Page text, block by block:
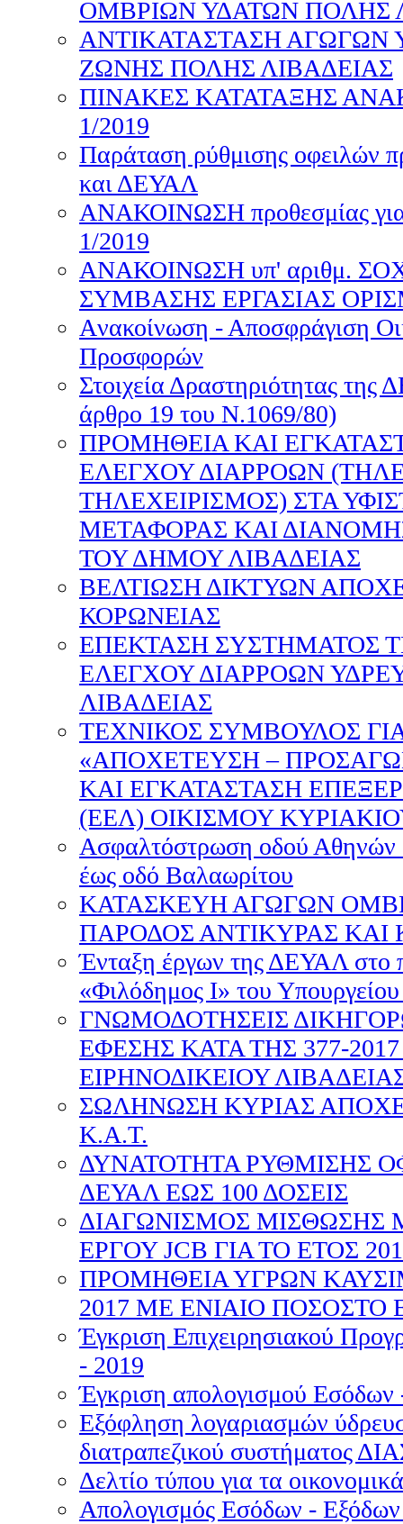
ΟΜΒΡΙΩΝ ΥΔΑΤΩΝ ΠΟΛΗΣ
ΑΝΤΙΚΑΤΑΣΤΑΣΗ ΑΓΩΓΩΝ
ΖΩΝΗΣ ΠΟΛΗΣ ΛΙΒΑΔΕΙΑΣ
ΠΙΝΑΚΕΣ ΚΑΤΑΤΑΞΗΣ
1/2019
Παράταση ρύθμισης οφειλών
και ΔΕΥΑΛ
ΑΝΑΚΟΙΝΩΣΗ προθεσμίας
1/2019
ΑΝΑΚΟΙΝΩΣΗ υπ' αριθμ. ΣΟΧ
ΣΥΜΒΑΣΗΣ ΕΡΓΑΣΙΑΣ
Aνακοίνωση - Αποσφράγιση
Προσφορών
Στοιχεία Δραστηριότητας
άρθρο 19 του Ν.1069/80)
ΠΡΟΜΗΘΕΙΑ ΚΑΙ
ΕΛΕΓΧΟΥ ΔΙΑΡΡΟΩΝ
ΤΗΛΕΧΕΙΡΙΣΜΟΣ) ΣΤΑ
ΜΕΤΑΦΟΡΑΣ ΚΑΙ
ΤΟΥ ΔΗΜΟΥ ΛΙΒΑΔΕΙΑΣ
ΒΕΛΤΙΩΣΗ ΔΙΚΤΥΩΝ
ΚΟΡΩΝΕΙΑΣ
ΕΠΕΚΤΑΣΗ ΣΥΣΤΗΜΑΤΟΣ
ΕΛΕΓΧΟΥ ΔΙΑΡΡΟΩΝ
ΛΙΒΑΔΕΙΑΣ
ΤΕΧΝΙΚΟΣ ΣΥΜΒΟΥΛΟΣ
«ΑΠΟΧΕΤΕΥΣΗ –
ΚΑΙ ΕΓΚΑΤΑΣΤΑΣΗ
(ΕΕΛ) ΟΙΚΙΣΜΟΥ
Ασφαλτόστρωση οδού
έως οδό Βαλαωρίτου
ΚΑΤΑΣΚΕΥΗ ΑΓΩΓΩΝ
ΠΑΡΟΔΟΣ ΑΝΤΙΚΥΡΑΣ ΚΑΙ
Ένταξη έργων της ΔΕΥΑΛ στο
«Φιλόδημος Ι» του
ΓΝΩΜΟΔΟΤΗΣΕΙΣ
ΕΦΕΣΗΣ ΚΑΤΑ ΤΗΣ 377-
ΕΙΡΗΝΟΔΙΚΕΙΟΥ
ΣΩΛΗΝΩΣΗ ΚΥΡΙΑΣ
Κ.Α.Τ.
ΔΥΝΑΤΟΤΗΤΑ ΡΥΘΜΙΣΗΣ
ΔΕΥΑΛ ΕΩΣ 100 ΔΟΣΕΙΣ
ΔΙΑΓΩΝΙΣΜΟΣ
ΕΡΓΟΥ JCB ΓΙΑ ΤΟ ΕΤΟΣ
ΠΡΟΜΗΘΕΙΑ ΥΓΡΩΝ
2017 ΜΕ ΕΝΙΑΙΟ ΠΟΣΟΣΤΟ
Έγκριση Επιχειρησιακού
- 2019
Έγκριση απολογισμού
Εξόφληση λογαριασμών
διατραπεζικού συστήματος
Δελτίο τύπου για τα
Απολογισμός Εσόδων - Εξόδων